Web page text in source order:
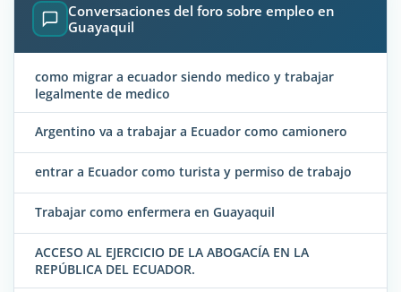
Conversaciones del foro sobre empleo en
Guayaquil
como migrar a ecuador siendo medico y trabajar
legalmente de medico
Argentino va a trabajar a Ecuador como camionero
entrar a Ecuador como turista y permiso de trabajo
Trabajar como enfermera en Guayaquil
ACCESO AL EJERCICIO DE LA ABOGACÍA EN LA
REPÚBLICA DEL ECUADOR.